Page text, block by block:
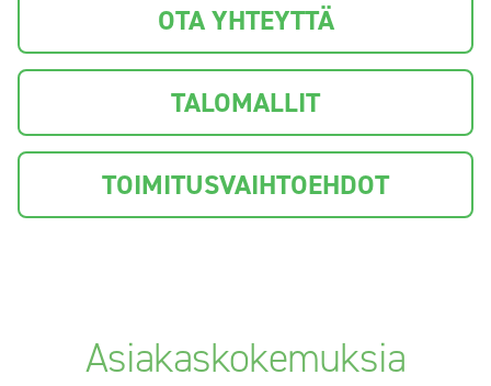
OTA YHTEYTTÄ
TALOMALLIT
TOIMITUSVAIHTOEHDOT
Asiakaskokemuksia